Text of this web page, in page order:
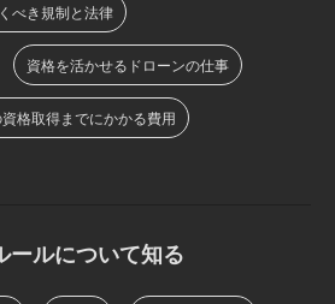
べき規制と法律
資格を活かせるドローンの仕事
格取得までにかかる費用
ールについて知る